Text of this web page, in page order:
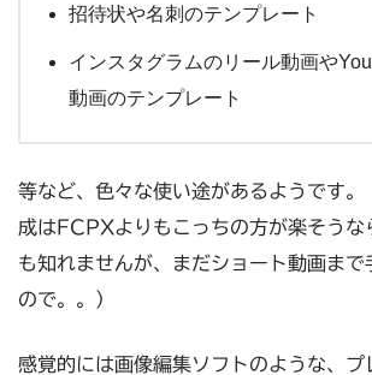
招待状や名刺のテンプレート
インスタグラムのリール動画や
動画のテンプレート
等など、色々な使い途があるようです。
成はFCPXよりもこっちの方が楽そうな
も知れませんが、まだショート動画まで
ので。。）
感覚的には画像編集ソフトのような、プ